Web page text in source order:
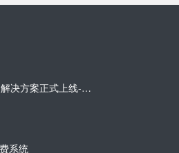
外卖跑腿O2O平台解决方案正式上线-易行应用
系统